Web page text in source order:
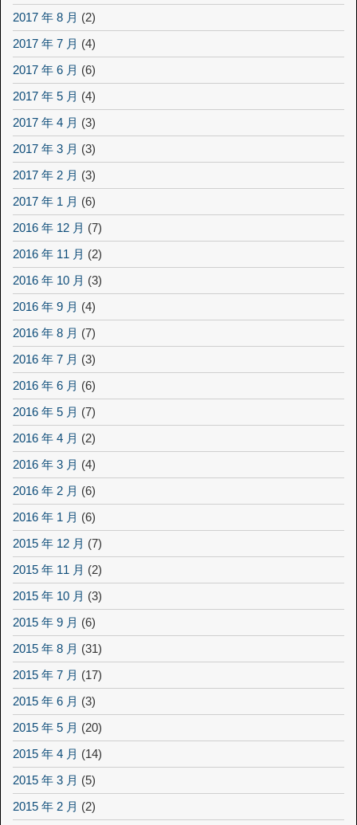
2017 年 8 月 (2)
2017 年 7 月 (4)
2017 年 6 月 (6)
2017 年 5 月 (4)
2017 年 4 月 (3)
2017 年 3 月 (3)
2017 年 2 月 (3)
2017 年 1 月 (6)
2016 年 12 月 (7)
2016 年 11 月 (2)
2016 年 10 月 (3)
2016 年 9 月 (4)
2016 年 8 月 (7)
2016 年 7 月 (3)
2016 年 6 月 (6)
2016 年 5 月 (7)
2016 年 4 月 (2)
2016 年 3 月 (4)
2016 年 2 月 (6)
2016 年 1 月 (6)
2015 年 12 月 (7)
2015 年 11 月 (2)
2015 年 10 月 (3)
2015 年 9 月 (6)
2015 年 8 月 (31)
2015 年 7 月 (17)
2015 年 6 月 (3)
2015 年 5 月 (20)
2015 年 4 月 (14)
2015 年 3 月 (5)
2015 年 2 月 (2)